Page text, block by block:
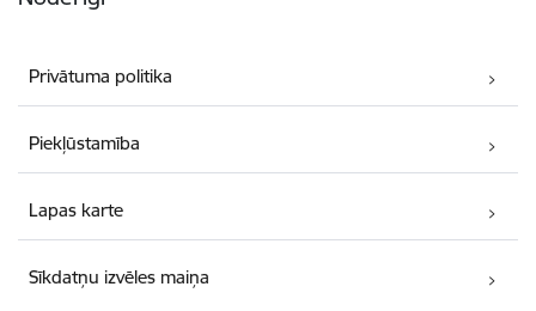
Privātuma politika
Piekļūstamība
Lapas karte
Sīkdatņu izvēles maiņa